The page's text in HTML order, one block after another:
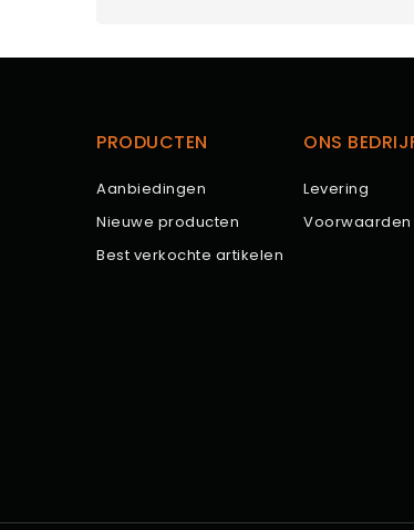
PRODUCTEN
Aanbiedingen
Nieuwe producten
Best verkochte artikelen
ONS
Levering
Voorwaarden